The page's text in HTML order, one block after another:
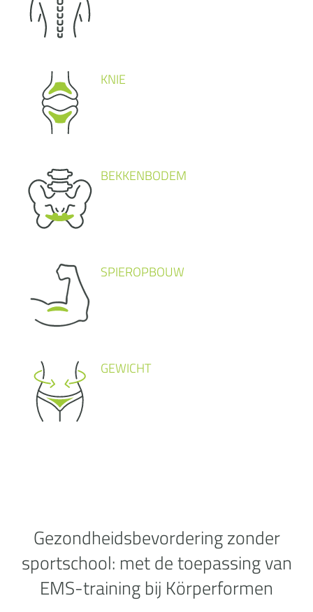
KNIE
BEKKENBODEM
SPIEROPBOUW
GEWICHT
Gezondheidsbevordering zonder
sportschool: met de toepassing van
EMS-training bij Körperformen